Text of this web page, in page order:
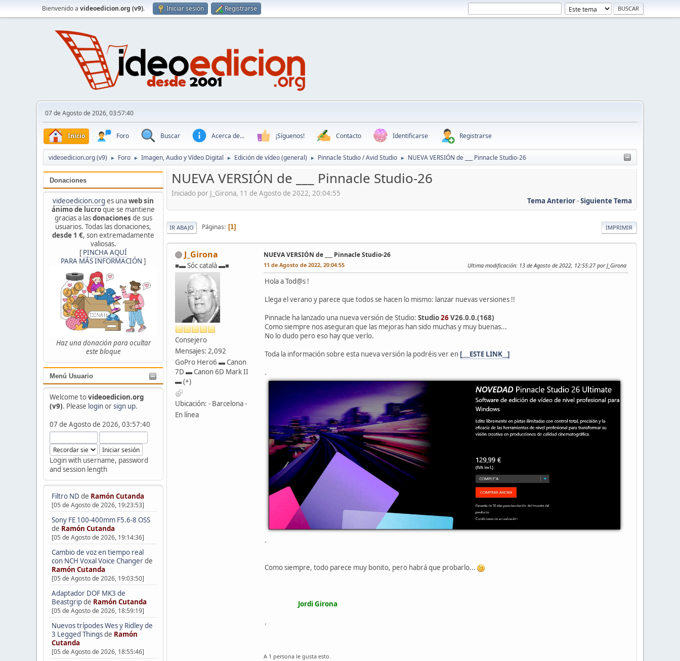
Bienvenido a videoedicion.org (v9). Iniciar sesión Registrarse
07 de Agosto de 2026, 03:57:40
Inicio Foro Buscar Acerca de... ¡Síguenos! Contacto Identificarse Registrarse
videoedicion.org (v9) ► Foro ► Imagen, Audio y Vídeo Digital ► Edición de vídeo (general) ► Pinnacle Studio / Avid Studio ► NUEVA VERSIÓN de ___ Pinnacle Studio-26
Donaciones
videoedicion.org es unaweb sin
ánimo de lucroque se mantiene
gracias a lasdonaciones de sus
usuarios. Todas las donaciones,
desde 1 €, son extremadamente
valiosas.
[ PINCHA AQUÍ
PARA MÁS INFORMACIÓN ]
Haz una donación para ocultar
este bloque
Menú Usuario
Welcome tovideoedicion.org
(v9). Please loginorsign up.
07 de Agosto de 2026, 03:57:40
Login with username, password
and session length
Filtro ND de Ramón Cutanda
[05 de Agosto de 2026, 19:23:53]
Sony FE 100-400mm F5.6-8 OSS
de Ramón Cutanda
[05 de Agosto de 2026, 19:14:36]
Cambio de voz en tiempo real
con NCH Voxal Voice Changerde
Ramón Cutanda
[05 de Agosto de 2026, 19:03:50]
Adaptador DOF MK3 de
Beastgripde Ramón Cutanda
[05 de Agosto de 2026, 18:59:19]
Nuevos trípodes Wes y Ridley de
3 Legged Thingsde Ramón
Cutanda
[05 de Agosto de 2026, 18:55:46]
NUEVA VERSIÓN de ___ Pinnacle Studio-26
Iniciado por J_Girona, 11 de Agosto de 2022, 20:04:55
Tema Anterior-Siguiente Tema
IMPRIMIR
IR ABAJO Páginas 1
J_Girona
■▬ Sóc català ▬■
Consejero
Mensajes: 2,092
GoPro Hero6 ▬ Canon
7D ▬ Canon 6D Mark II
▬ (+)
Ubicación: - Barcelona -
En línea
NUEVA VERSIÓN de ___ Pinnacle Studio-26
11 de Agosto de 2022, 20:04:55 Ultima modificación: 13 de Agosto de 2022, 12:55:27 por J_Girona
Hola a Tod@s !
Llega el verano y parece que todos se hacen lo mismo: lanzar nuevas versiones !!
Pinnacle ha lanzado una nueva versión de Studio: Studio26V26.0.0.(168)
Como siempre nos aseguran que las mejoras han sido muchas y muy buenas...
No lo dudo pero eso hay que verlo.
Toda la información sobre esta nueva versión la podréis ver en [___ESTE LINK__]
.
.
Como siempre, todo parece muy bonito, pero habrá que probarlo...
Jordi Girona
.
A 1 persona le gusta esto.